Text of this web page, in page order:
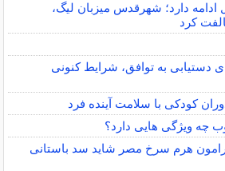
ادامه دارد؛ شهرقدس میزبان لیگ،
دستیابی به توافق، شرایط کنونی
کودکی با سلامت آینده فرد
چه ویژگی هایی دارد؟
هرم سرخ مصر شاید سد باستانی